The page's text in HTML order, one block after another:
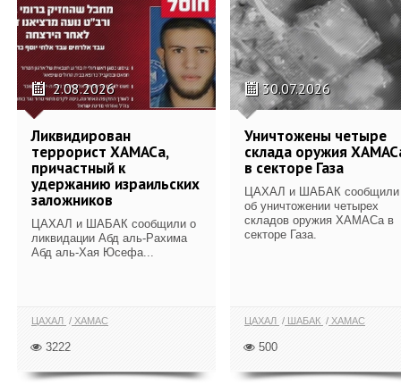
2.08.2026
Ликвидирован
террорист ХАМАСа,
причастный к
удержанию израильских
заложников
ЦАХАЛ и ШАБАК сообщили о
ликвидации Абд аль-Рахима
Абд аль-Хая Юсефа...
ЦАХАЛ ХАМАС
3222
30.07.2026
Уничтожены четыре
склада оружия
в секторе Газа
ЦАХАЛ и ШАБАК сообщили
об уничтожении четырех
складов оружия ХАМАСа в
секторе Газа.
ЦАХАЛ ШАБАК ХАМАС
500